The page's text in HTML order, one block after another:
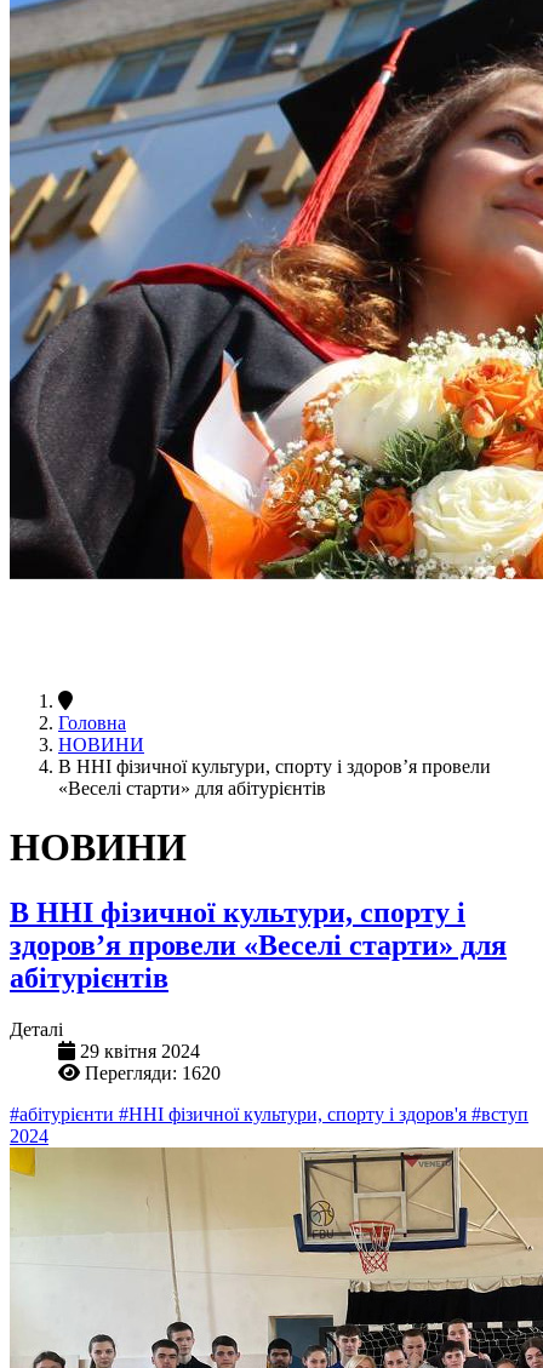
Головна
НОВИНИ
В ННІ фізичної культури, спорту і здоровʼя провели
«Веселі старти» для абітурієнтів
НОВИНИ
В ННІ фізичної культури, спорту і
здоровʼя провели «Веселі старти» для
абітурієнтів
Деталі
29 квітня 2024
Перегляди: 1620
#абітурієнти #ННІ фізичної культури, спорту і здоров'я #вступ
2024